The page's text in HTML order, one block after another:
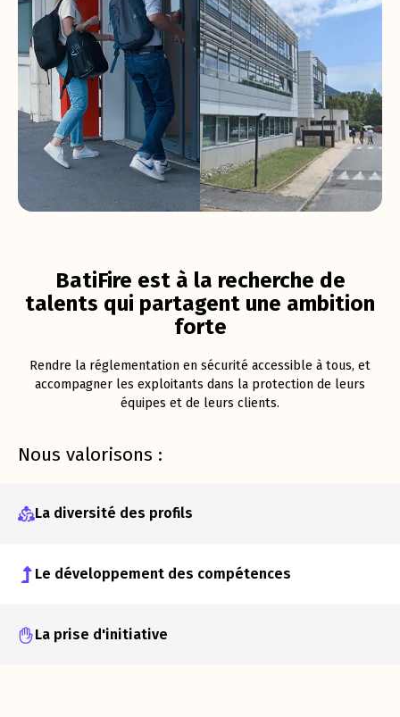
BatiFire est à la recherche de
talents qui partagent une ambition
forte
Rendre la réglementation en sécurité accessible à tous, et
accompagner les exploitants dans la protection de leurs
équipes et de leurs clients.
Nous valorisons :
La diversité des profils
Le développement des compétences
La prise d'initiative